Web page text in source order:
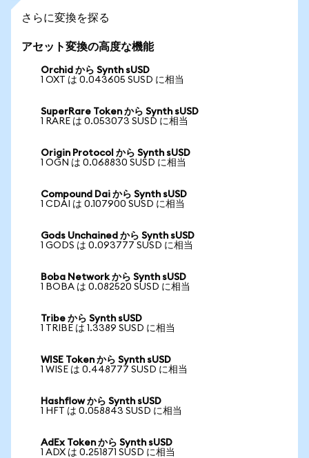
さらに変換を探る
アセット変換の高度な機能
Orchid から Synth sUSD
1 OXT は 0.043605 SUSD に相当
SuperRare Token から Synth sUSD
1 RARE は 0.053073 SUSD に相当
Origin Protocol から Synth sUSD
1 OGN は 0.068830 SUSD に相当
Compound Dai から Synth sUSD
1 CDAI は 0.107900 SUSD に相当
Gods Unchained から Synth sUSD
1 GODS は 0.093777 SUSD に相当
Boba Network から Synth sUSD
1 BOBA は 0.082520 SUSD に相当
Tribe から Synth sUSD
1 TRIBE は 1.3389 SUSD に相当
WISE Token から Synth sUSD
1 WISE は 0.448777 SUSD に相当
Hashflow から Synth sUSD
1 HFT は 0.058843 SUSD に相当
AdEx Token から Synth sUSD
1 ADX は 0.251871 SUSD に相当